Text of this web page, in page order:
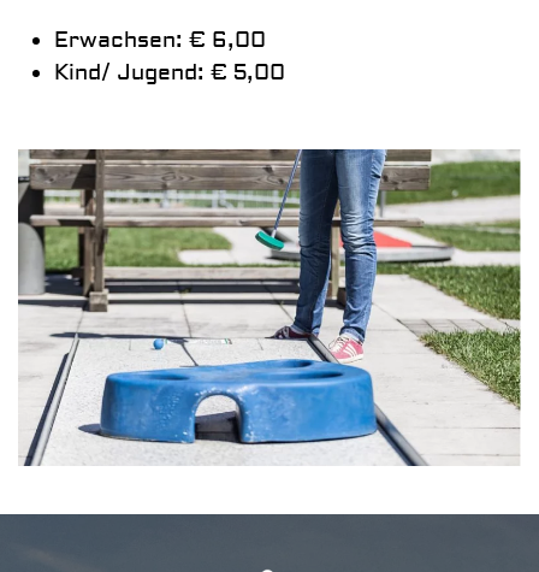
Erwachsen: € 6,00
Kind/ Jugend: € 5,00